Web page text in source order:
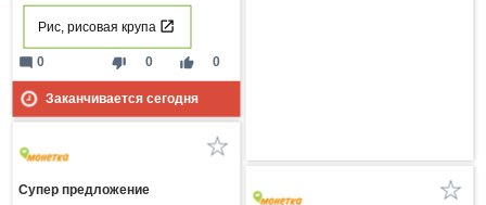
Рис, рисовая крупа
thumb_down 0 thumb_up 0
mode_comment 0
Заканчивается сегодня
Супер предложение